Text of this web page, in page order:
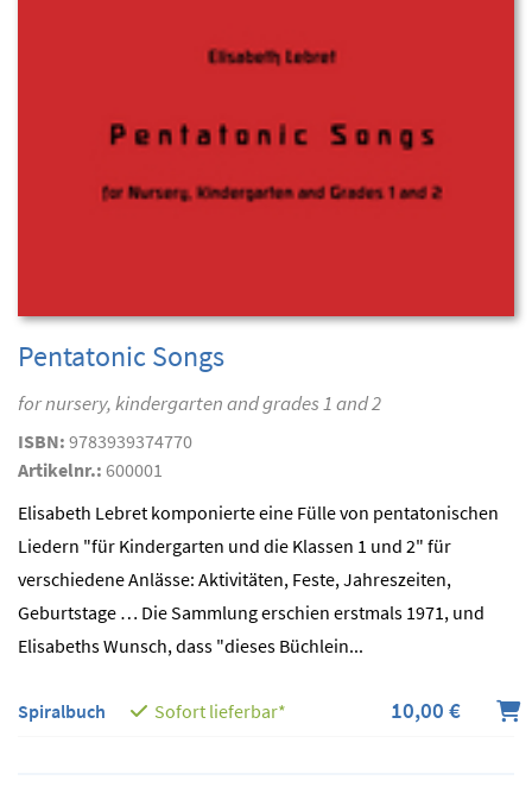
Pentatonic Songs
for nursery, kindergarten and grades 1 and 2
ISBN: 9783939374770
Artikelnr.: 600001
Elisabeth Lebret komponierte eine Fülle von pentatonischen
Liedern "für Kindergarten und die Klassen 1 und 2" für
verschiedene Anlässe: Aktivitäten, Feste, Jahreszeiten,
Geburtstage … Die Sammlung erschien erstmals 1971, und
Elisabeths Wunsch, dass "dieses Büchlein...
Spiralbuch Sofort lieferbar* 10,00 €